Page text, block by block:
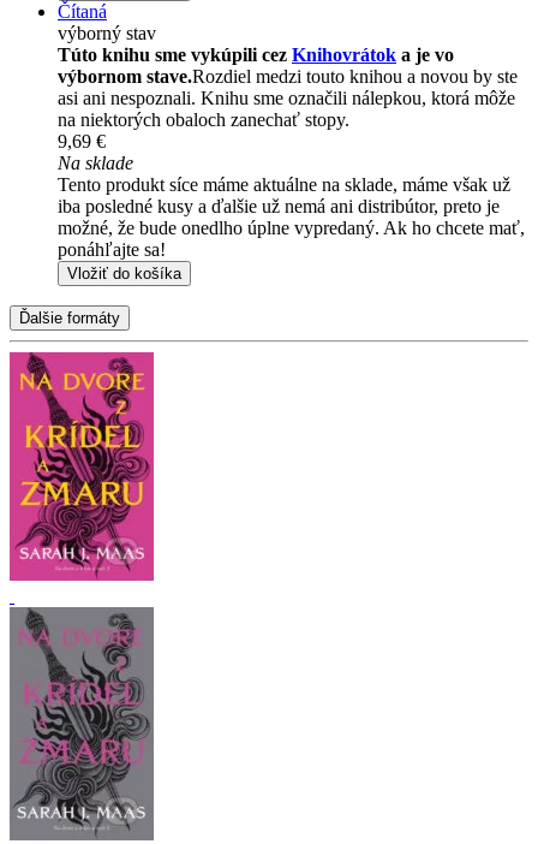
Čítaná
výborný stav
Túto knihu sme vykúpili cez Knihovrátok a je vo
výbornom stave.Rozdiel medzi touto knihou a novou by ste
asi ani nespoznali. Knihu sme označili nálepkou, ktorá môže
na niektorých obaloch zanechať stopy.
9,69 €
Na sklade
Tento produkt síce máme aktuálne na sklade, máme však už
iba posledné kusy a ďalšie už nemá ani distribútor, preto je
možné, že bude onedlho úplne vypredaný. Ak ho chcete mať,
ponáhľajte sa!
Vložiť do košíka
Ďalšie formáty